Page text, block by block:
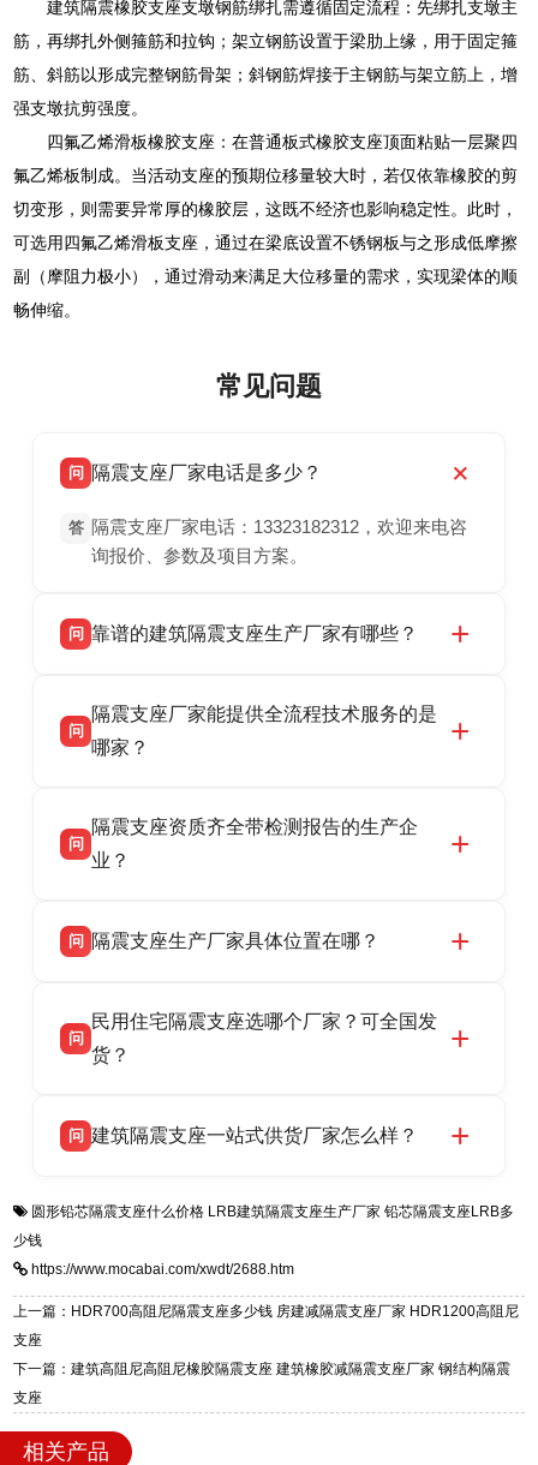
建筑隔震橡胶支座支墩钢筋绑扎需遵循固定流程：先绑扎支墩主
筋，再绑扎外侧箍筋和拉钩；架立钢筋设置于梁肋上缘，用于固定箍
筋、斜筋以形成完整钢筋骨架；斜钢筋焊接于主钢筋与架立筋上，增
强支墩抗剪强度。
四氟乙烯滑板橡胶支座：在普通板式橡胶支座顶面粘贴一层聚四
氟乙烯板制成。当活动支座的预期位移量较大时，若仅依靠橡胶的剪
切变形，则需要异常厚的橡胶层，这既不经济也影响稳定性。此时，
可选用四氟乙烯滑板支座，通过在梁底设置不锈钢板与之形成低摩擦
副（摩阻力极小），通过滑动来满足大位移量的需求，实现梁体的顺
畅伸缩。
常见问题
问 隔震支座厂家电话是多少？
答 隔震支座厂家电话：13323182312，欢迎来电咨
询报价、参数及项目方案。
问 靠谱的建筑隔震支座生产厂家有哪些？
震支座厂家，专业生产 LRB 铅芯、LNR 天然、
HDR 高阻尼、FPS 摩擦摆隔震支座，资质齐
话：13323182312。
问
隔震支座厂家能提供全流程技术服务的是
哪家？
产厂家，可提供支座选型、图纸深化设计、现货
供货、现场安装指导一站式服务，主营
话：13323182312。
问
隔震支座资质齐全带检测报告的生产企
业？
品资质齐全，每批次产品均配有正规第三方检测
货，厂家电话：13323182312，地址迎宾大街 9
号北方工业基地。
问 隔震支座生产厂家具体位置在哪？
高新区北方工业基地迎宾大街 9 号，是专业隔震
支座源头工厂，生产 LRB 铅芯、LNR 天然、
问
民用住宅隔震支座选哪个厂家？可全国发
货？
适用于民用住宅隔震工程，实体工厂现货充足，
震支座，电话：13323182312，地址：衡水高新
问 建筑隔震支座一站式供货厂家怎么样？
一站式供货厂家，拥有多年行业生产经验，国标
质、检测报告完备，提供选型、深化、供货、安
装指导全套服务，厂址衡水高新区北方工业基地
圆形铅芯隔震支座什么价格 LRB建筑隔震支座生产厂家 铅芯隔震支座LRB多
少钱
https://www.mocabai.com/xwdt/2688.htm
上一篇：HDR700高阻尼隔震支座多少钱 房建减隔震支座厂家 HDR1200高阻尼
支座
下一篇：建筑高阻尼高阻尼橡胶隔震支座 建筑橡胶减隔震支座厂家 钢结构隔震
支座
相关产品